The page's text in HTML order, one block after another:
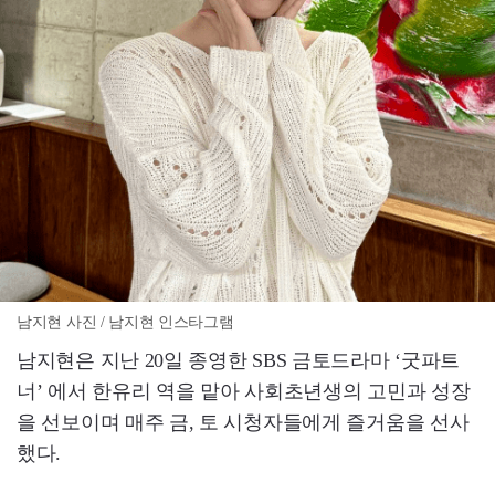
남지현 사진 / 남지현 인스타그램
남지현은 지난 20일 종영한 SBS 금토드라마 ‘굿파트
너’ 에서 한유리 역을 맡아 사회초년생의 고민과 성장
을 선보이며 매주 금, 토 시청자들에게 즐거움을 선사
했다.